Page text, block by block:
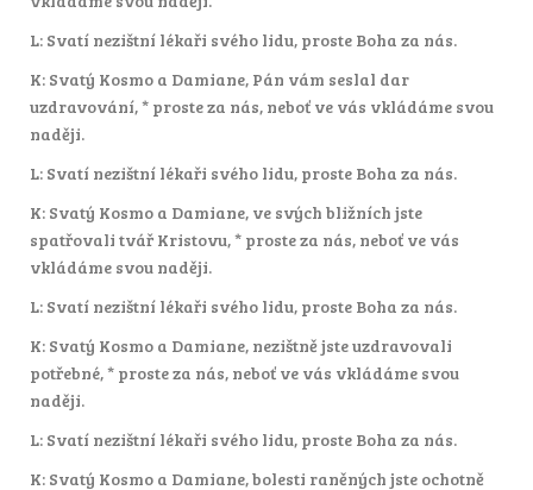
L: Svatí nezištní lékaři svého lidu, proste Boha za nás.
K: Svatý Kosmo a Damiane, Pán vám seslal dar
uzdravování, * proste za nás, neboť ve vás vkládáme svou
naději.
L: Svatí nezištní lékaři svého lidu, proste Boha za nás.
K: Svatý Kosmo a Damiane, ve svých bližních jste
spatřovali tvář Kristovu, * proste za nás, neboť ve vás
vkládáme svou naději.
L: Svatí nezištní lékaři svého lidu, proste Boha za nás.
K: Svatý Kosmo a Damiane, nezištně jste uzdravovali
potřebné, * proste za nás, neboť ve vás vkládáme svou
naději.
L: Svatí nezištní lékaři svého lidu, proste Boha za nás.
K: Svatý Kosmo a Damiane, bolesti raněných jste ochotně